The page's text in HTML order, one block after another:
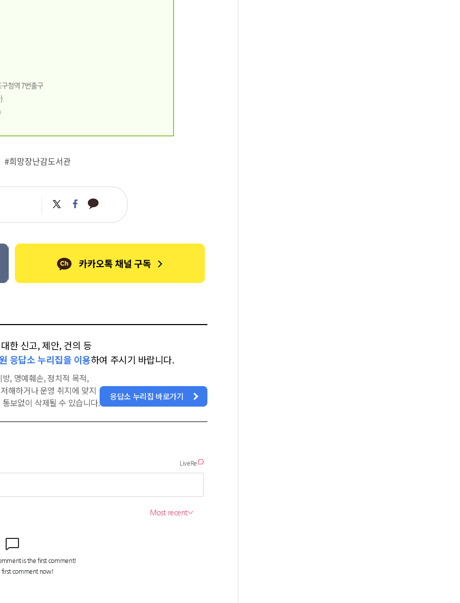
청역 7번출구
#희망장난감도서관
트
위
페
이
카
카
한 신고, 제안, 건의 등
응답소 누리집을 이용하여 주시기 바랍니다.
, 명예훼손, 정치적 목적,
해하거나 운영 취지에 맞지
보없이 삭제될 수 있습니다.
응답소 누리집 바로가기